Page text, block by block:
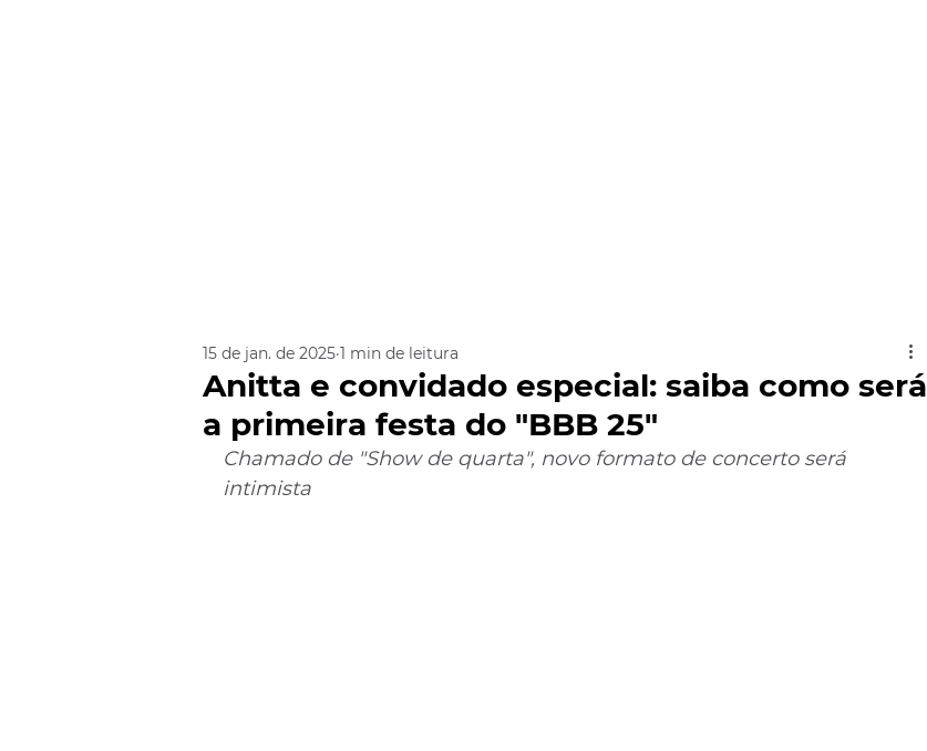
Anitta e convidado especial: saiba como será
a primeira festa do "BBB 25"
15 de jan. de 2025 1 min de leitura
Chamado de "Show de quarta", novo formato de concerto será
intimista